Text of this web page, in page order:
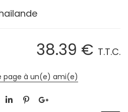
38.39 € T.T.C.
page à un(e) ami(e)